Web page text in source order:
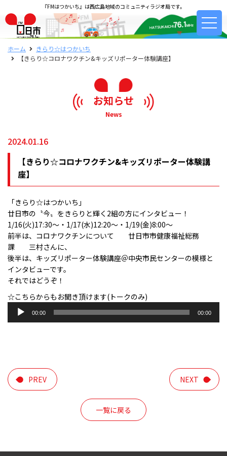
『FMはつかいち』は西広島地域のコミュニティラジオ局です。
ホーム
きらり☆はつかいち
【きらり☆コロナワクチン&キッズリポーター体験講座】
お知らせ
News
2024.01.16
【きらり☆コロナワクチン&キッズリポーター体験講
座】
「きらり☆はつかいち」
廿日市の〝今〟をきらりと輝く2組の方にインタビュー！
1/16(火)17:30～・1/17(水)12:20～・1/19(金)8:00～
前半は、コロナワクチンについて 廿日市市健康福祉総務
課 三村さんに、
後半は、キッズリポーター体験講座＠中央市民センターの模様と
インタビューです。
それではどうぞ！
☆こちらからもお聞き頂けます(トークのみ)
ー
00:00 00:00
PREV
一覧に戻る
NEXT